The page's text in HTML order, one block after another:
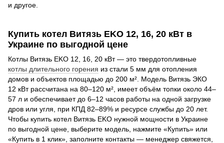
и другое.
Купить котел Витязь EKO 12, 16, 20 кВт в
Украине по выгодной цене
Котлы Витязь EKO 12, 16, 20 кВт — это твердотопливные
котлы длительного горения из стали 5 мм для отопления
домов и объектов площадью до 200 м². Модель Витязь ЭКО
12 кВт рассчитана на 80–120 м², имеет объём топки около 44–
57 л и обеспечивает до 6–12 часов работы на одной загрузке
дров или угля, при КПД 82–89% и ресурсе службы до 20 лет.
Чтобы купить котел Витязь EKO нужной мощности в Украине
по выгодной цене, выберите модель, нажмите «Купить» или
«Купить в 1 клик», заполните контакты — менеджер свяжется,